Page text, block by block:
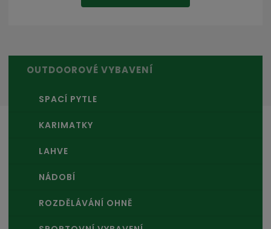
OUTDOOROVÉ VYBAVENÍ
SPACÍ PYTLE
KARIMATKY
LAHVE
NÁDOBÍ
ROZDĚLÁVÁNÍ OHNĚ